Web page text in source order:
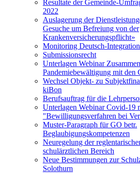
Resultate der Gemeinde-
2022
Auslagerung der
Gesuche um Befreiung von der
Krankenversicherungspflicht»
Monitoring Deutsch-
Submissionsrecht
Unterlagen Webinar
Pandemiebewältigung mit den
Wechsel Objekt- zu
kiBon
Berufsauftrag für die
Unterlagen Webinar Covid-19
"Bewilligungsverfahren bei
Muster-Paragraph für GO betr.
Beglaubigungskompetenzen
Neuregelung der
schulärztlichen Bereich
Neue Bestimmungen zur
Solothurn